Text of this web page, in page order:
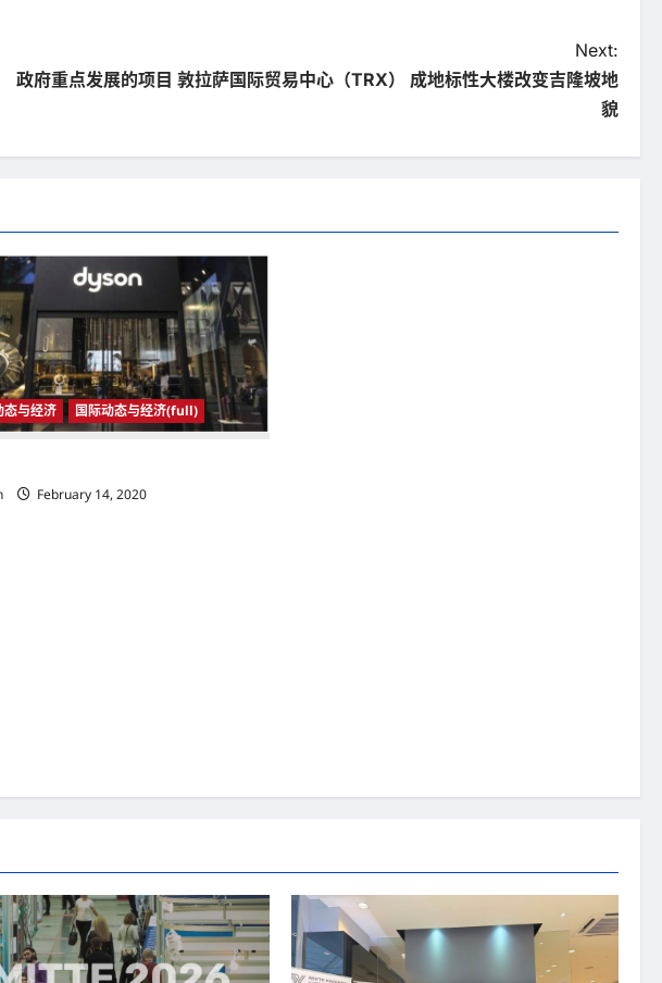
Next:
政府重点发展的项目 敦拉萨国际贸易中心（TRX） 成地标性大楼改变吉隆坡地
貌
态与经济 国际动态与经济(full)
February 14, 2020